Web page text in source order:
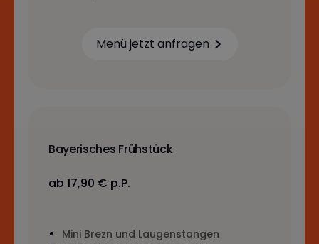
Menü jetzt anfragen
Bayerisches Frühstück
ab 17,90 € p.P.
Mini Brezn und Laugenstangen